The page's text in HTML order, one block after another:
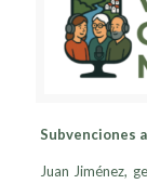
Subvenciones
Juan Jiménez,